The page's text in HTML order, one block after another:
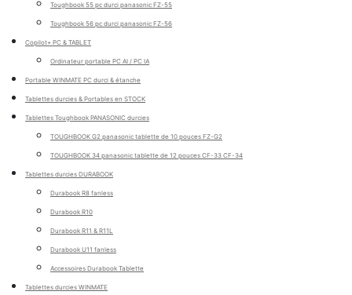
Toughbook 55 pc durci panasonic FZ-55
Toughbook 56 pc durci panasonic FZ-56
Copilot+ PC & TABLET
Ordinateur portable PC AI / PC IA
Portable WINMATE PC durci & étanche
Tablettes durcies & Portables en STOCK
Tablettes Toughbook PANASONIC durcies
TOUGHBOOK G2 panasonic tablette de 10 pouces FZ-G2
TOUGHBOOK 34 panasonic tablette de 12 pouces CF-33 CF-34
Tablettes durcies DURABOOK
Durabook R8 fanless
Durabook R10
Durabook R11 & R11L
Durabook U11 fanless
Accessoires Durabook Tablette
Tablettes durcies WINMATE